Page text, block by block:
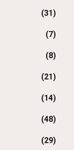
(31)
(7)
(8)
(21)
(14)
(48)
(29)